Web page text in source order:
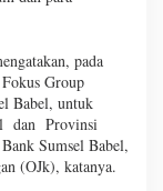
pada
Group
Babel, untuk
dan Provinsi
Sumsel Babel,
(OJk), katanya.